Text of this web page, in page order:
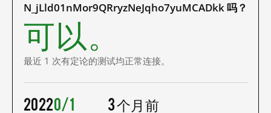
N_jLld01nMor9QRryzNeJqho7yuMCADkk 吗？
可以。
最近 1 次有定论的测试均正常连接。
20220/1 3 个月前